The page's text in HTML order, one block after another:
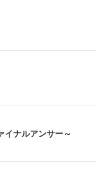
イナルアンサー～